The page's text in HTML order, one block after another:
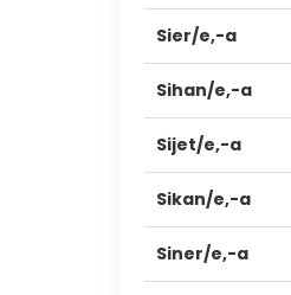
Sier/e,-a
Sihan/e,-a
Sijet/e,-a
Sikan/e,-a
Siner/e,-a